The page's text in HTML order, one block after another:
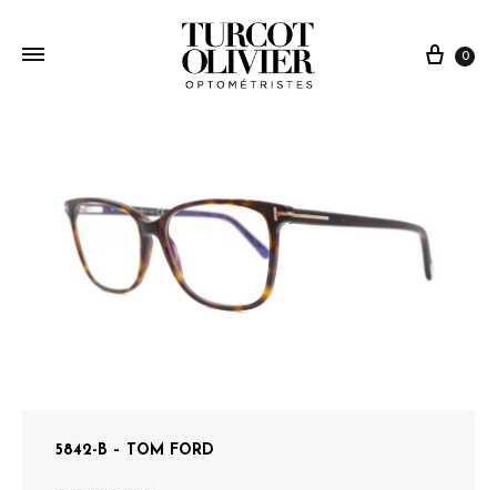
0
5842-B – TOM FORD